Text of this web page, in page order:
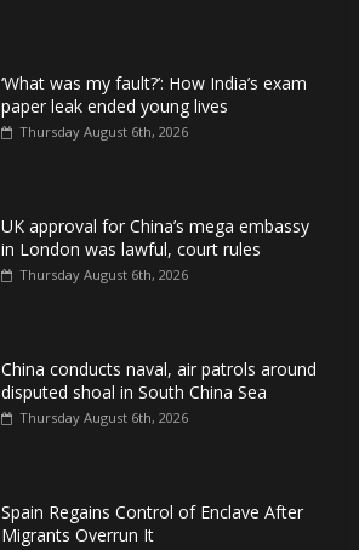
‘What was my fault?’: How India’s exam
paper leak ended young lives
Thursday August 6th, 2026
UK approval for China’s mega embassy
in London was lawful, court rules
Thursday August 6th, 2026
China conducts naval, air patrols around
disputed shoal in South China Sea
Thursday August 6th, 2026
Spain Regains Control of Enclave After
Migrants Overrun It